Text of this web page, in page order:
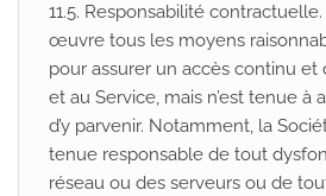
11.5. Responsabilité
œuvre tous les moyens
pour assurer un accès continu et
et au Service, mais n’est tenue à
d’y parvenir. Notamment, la
tenue responsable de tout
réseau ou des serveurs ou de